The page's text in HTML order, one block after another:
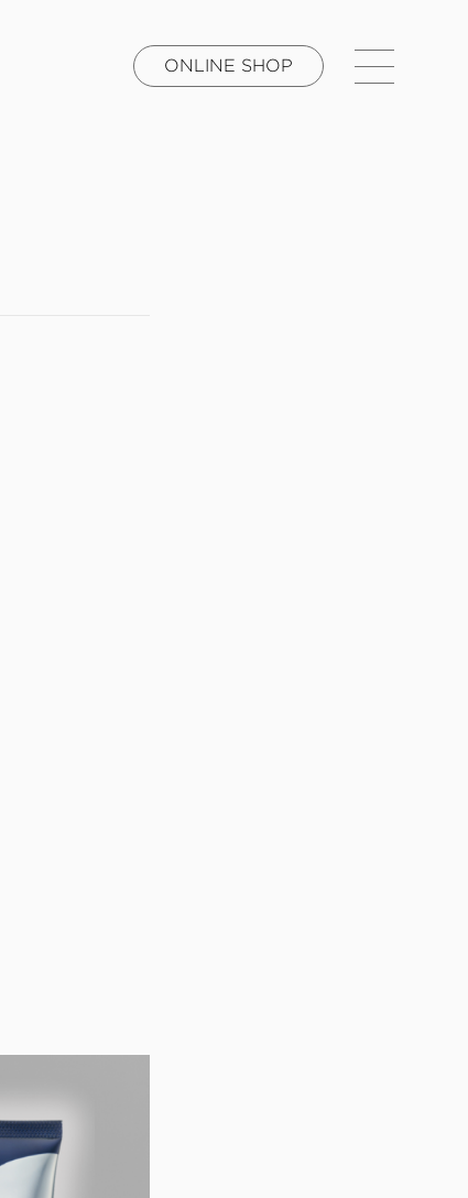
ONLINE SHOP